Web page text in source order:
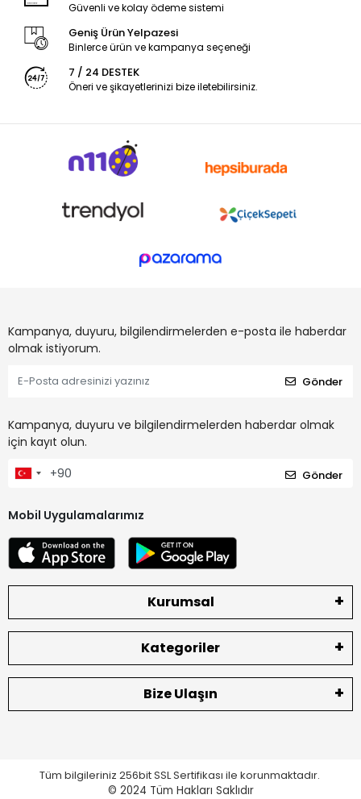
Güvenli ve kolay ödeme sistemi
Geniş Ürün Yelpazesi
Binlerce ürün ve kampanya seçeneği
7 / 24 DESTEK
Öneri ve şikayetlerinizi bize iletebilirsiniz.
Kampanya, duyuru, bilgilendirmelerden e-posta ile haberdar
olmak istiyorum.
Gönder
Kampanya, duyuru ve bilgilendirmelerden haberdar olmak
için kayıt olun.
Gönder
Mobil Uygulamalarımız
Kurumsal
Kategoriler
Bize Ulaşın
Tüm bilgileriniz 256bit SSL Sertifikası ile korunmaktadır.
© 2024 Tüm Hakları Saklıdır